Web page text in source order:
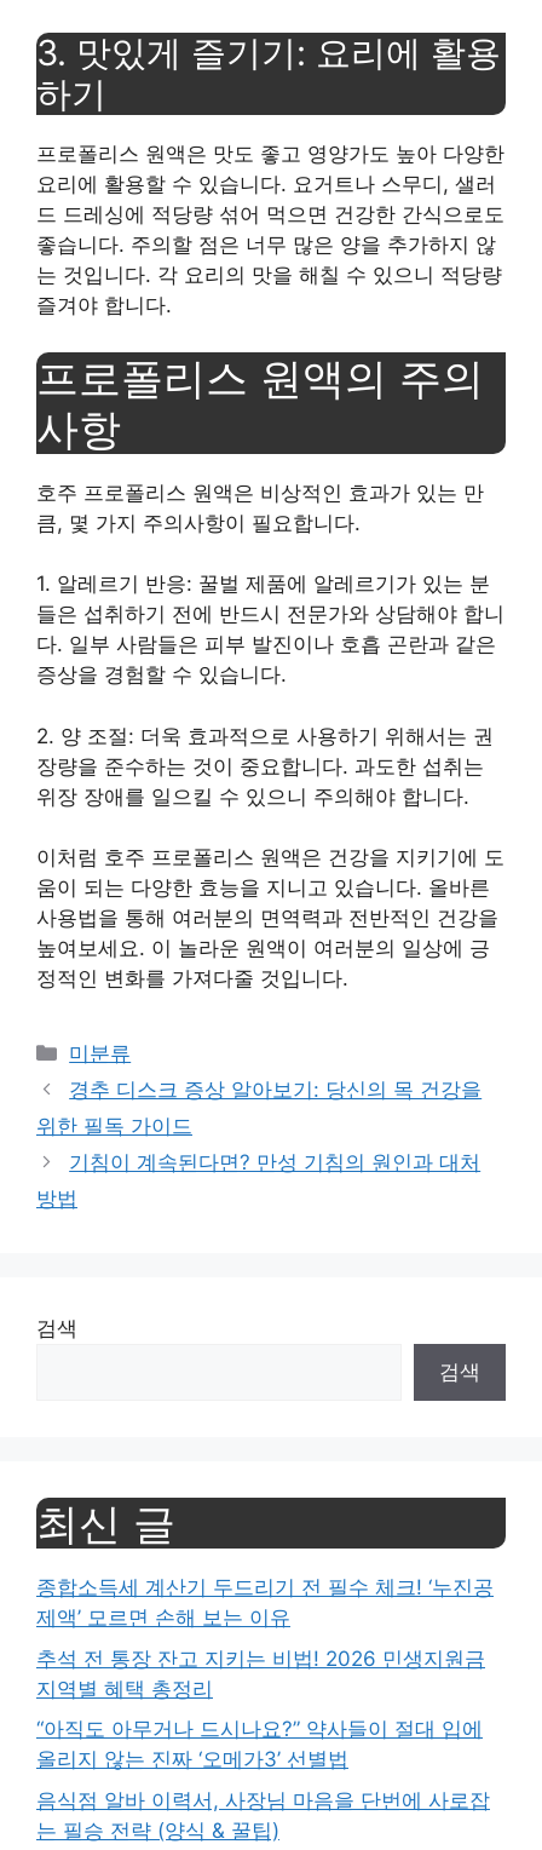
3. 맛있게 즐기기: 요리에 활용
하기
프로폴리스 원액은 맛도 좋고 영양가도 높아 다양한
요리에 활용할 수 있습니다. 요거트나 스무디, 샐러
드 드레싱에 적당량 섞어 먹으면 건강한 간식으로도
좋습니다. 주의할 점은 너무 많은 양을 추가하지 않
는 것입니다. 각 요리의 맛을 해칠 수 있으니 적당량
즐겨야 합니다.
프로폴리스 원액의 주의
사항
호주 프로폴리스 원액은 비상적인 효과가 있는 만
큼, 몇 가지 주의사항이 필요합니다.
1. 알레르기 반응: 꿀벌 제품에 알레르기가 있는 분
들은 섭취하기 전에 반드시 전문가와 상담해야 합니
다. 일부 사람들은 피부 발진이나 호흡 곤란과 같은
증상을 경험할 수 있습니다.
2. 양 조절: 더욱 효과적으로 사용하기 위해서는 권
장량을 준수하는 것이 중요합니다. 과도한 섭취는
위장 장애를 일으킬 수 있으니 주의해야 합니다.
이처럼 호주 프로폴리스 원액은 건강을 지키기에 도
움이 되는 다양한 효능을 지니고 있습니다. 올바른
사용법을 통해 여러분의 면역력과 전반적인 건강을
높여보세요. 이 놀라운 원액이 여러분의 일상에 긍
정적인 변화를 가져다줄 것입니다.
Categories
미분류
경추 디스크 증상 알아보기: 당신의 목 건강을
위한 필독 가이드
기침이 계속된다면? 만성 기침의 원인과 대처
방법
검색
검색
최신 글
종합소득세 계산기 두드리기 전 필수 체크! ‘누진공
제액’ 모르면 손해 보는 이유
추석 전 통장 잔고 지키는 비법! 2026 민생지원금
지역별 혜택 총정리
“아직도 아무거나 드시나요?” 약사들이 절대 입에
올리지 않는 진짜 ‘오메가3’ 선별법
음식점 알바 이력서, 사장님 마음을 단번에 사로잡
는 필승 전략 (양식 & 꿀팁)